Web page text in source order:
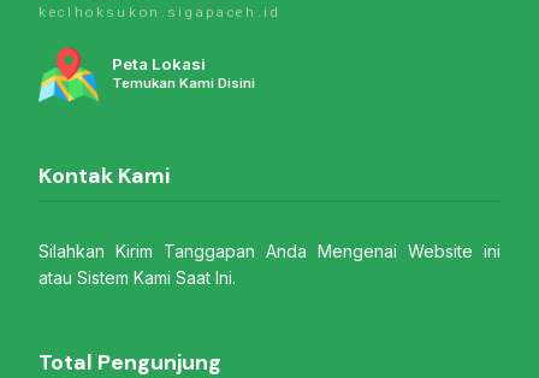
keclhoksukon.sigapaceh.id
Peta Lokasi
Temukan Kami Disini
Kontak Kami
Silahkan Kirim Tanggapan Anda Mengenai Website ini
atau Sistem Kami Saat Ini.
Total Pengunjung